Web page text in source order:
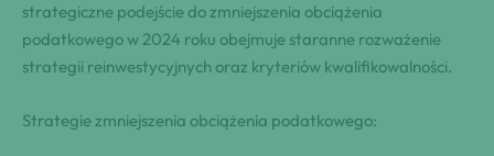
strategiczne podejście do zmniejszenia obciążenia
podatkowego w 2024 roku obejmuje staranne rozważenie
strategii reinwestycyjnych oraz kryteriów kwalifikowalności.
Strategie zmniejszenia obciążenia podatkowego: